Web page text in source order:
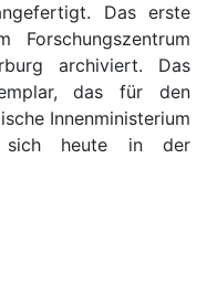
Das erste
archiviert. Das
das für den
Innenministerium
sich heute in der